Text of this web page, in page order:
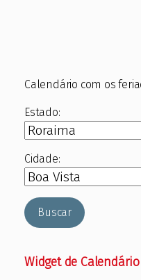
Calendário com os
Estado:
Cidade:
Buscar
Widget de